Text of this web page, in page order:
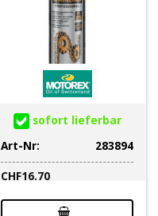
sofort lieferbar
Art-Nr:
283894
CHF16.70